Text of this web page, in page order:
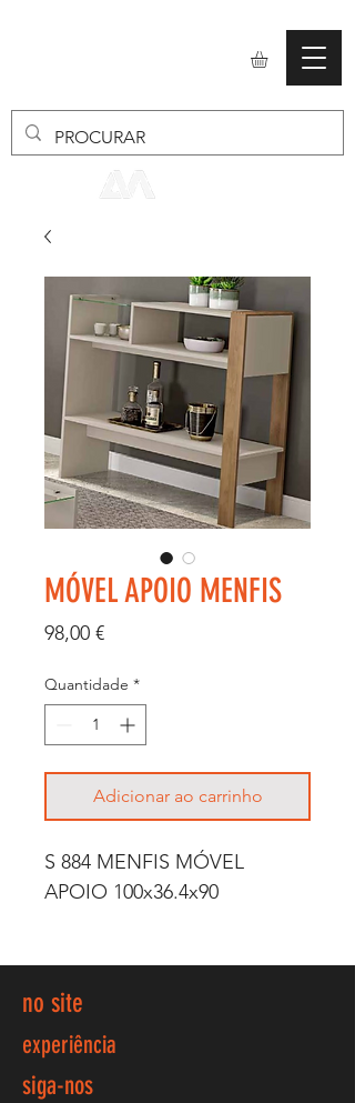
MÓVEL APOIO MENFIS
98,00 €Preço
Quantidade *
Adicionar ao carrinho
S 884 MENFIS MÓVEL
APOIO 100x36.4x90
no site
experiência
siga-nos